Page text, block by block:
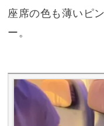
座席の色も薄いピ
ー。